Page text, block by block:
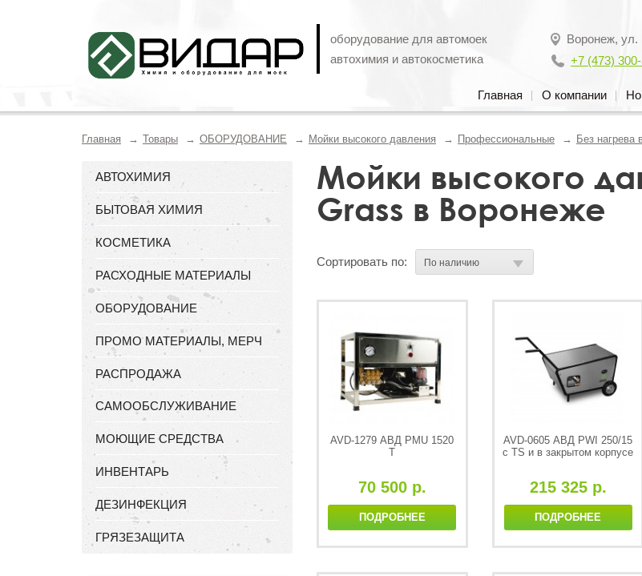
оборудование для автомоек
автохимия и автокосметика
Воронеж, ул.
+7 (473)
Главная О компании
Главная Товары ОБОРУДОВАНИЕ Мойки высокого давления Профессиональные Без нагрева
АВТОХИМИЯ
БЫТОВАЯ ХИМИЯ
КОСМЕТИКА
РАСХОДНЫЕ МАТЕРИАЛЫ
ОБОРУДОВАНИЕ
ПРОМО МАТЕРИАЛЫ, МЕРЧ
РАСПРОДАЖА
САМООБСЛУЖИВАНИЕ
МОЮЩИЕ СРЕДСТВА
ИНВЕНТАРЬ
ДЕЗИНФЕКЦИЯ
ГРЯЗЕЗАЩИТА
Мойки высокого
Grass в Воронеже
Сортировать по:
AVD-1279 АВД PMU 1520
T
70 500 р.
ПОДРОБНЕЕ
AVD-0605 АВД PWI 250/15
с TS и в закрытом корпусе
215 325 р.
ПОДРОБНЕЕ